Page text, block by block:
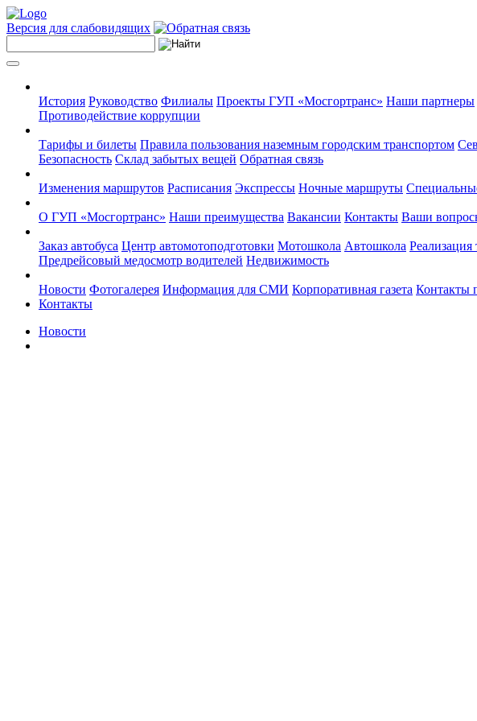
Версия для слабовидящих
История Руководство Филиалы Проекты ГУП «Мосгортранс» Наши партнеры
Противодействие коррупции
Тарифы и билеты Правила пользования наземным городским транспортом
Безопасность Склад забытых вещей Обратная связь
Изменения маршрутов Расписания Экспрессы Ночные маршруты
О ГУП «Мосгортранс» Наши преимущества Вакансии Контакты Ваши
Заказ автобуса Центр автомотоподготовки Мотошкола Автошкола
Предрейсовый медосмотр водителей Недвижимость
Новости Фотогалерея Информация для СМИ Корпоративная газета Контакты
Контакты
Новости